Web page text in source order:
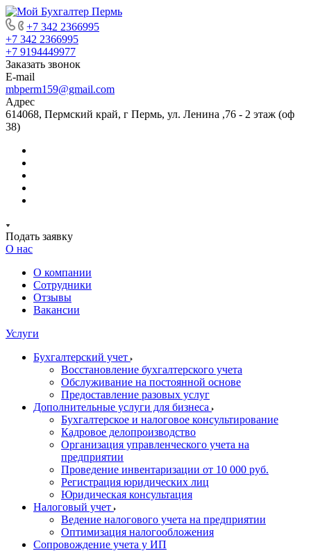
+7 342 2366995
+7 342 2366995
+7 9194449977
Заказать звонок
E-mail
mbperm159@gmail.com
Адрес
614068, Пермский край, г Пермь, ул. Ленина ,76 - 2 этаж (оф
38)
Подать заявку
О нас
О компании
Сотрудники
Отзывы
Вакансии
Услуги
Бухгалтерский учет
Восстановление бухгалтерского учета
Обслуживание на постоянной основе
Предоставление разовых услуг
Дополнительные услуги для бизнеса
Бухгалтерское и налоговое консультирование
Кадровое делопроизводство
Организация управленческого учета на
предприятии
Проведение инвентаризации от 10 000 руб.
Регистрация юридических лиц
Юридическая консультация
Налоговый учет
Ведение налогового учета на предприятии
Оптимизация налогообложения
Сопровождение учета у ИП